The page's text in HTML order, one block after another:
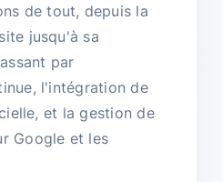
de tout, depuis la
jusqu'à sa
par
l'intégration de
et la gestion de
Google et les